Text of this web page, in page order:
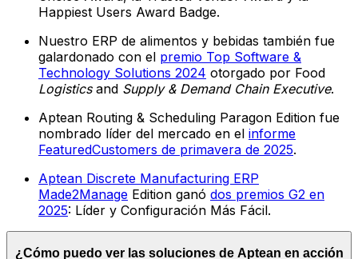
Happiest Users Award Badge.
Nuestro ERP de alimentos y bebidas también fue
galardonado con el premio Top Software &
Technology Solutions 2024 otorgado por Food
Logisticsand Supply & Demand Chain Executive.
Aptean Routing & Scheduling Paragon Edition fue
nombrado líder del mercado en el informe
FeaturedCustomers de primavera de 2025.
Aptean Discrete Manufacturing ERP
Made2Manage Edition ganó dos premios G2 en
2025: Líder y Configuración Más Fácil.
¿Cómo puedo ver las soluciones de Aptean en acción